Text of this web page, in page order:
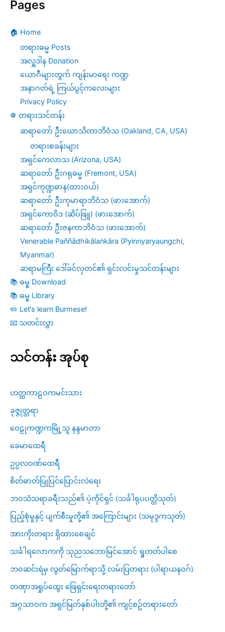
Pages
🏠 Home
တရားဓမ္မ Posts
အလှူဒါန Donation
ယောဂီများတွက် ကျန်းမာရေး ကဏ္ဍ
အနာဂတ်ရဲ့ ကြယ်ပွင့်ကလေးများ
Privacy Policy
☸️ တရားသင်တန်း
ဆရာတော် ဦးဃောသိတာဘိဝံသ (Oakland, CA, USA)
တရားစခန်းများ
အရှင်ကေလာသ (Arizona, USA)
ဆရာတော် ဦးဂရုဓမ္မ (Fremont, USA)
အရှင်ကုဏ္ဍဓာန(ထားဝယ်)
ဆရာတော် ဦးကုမာရာဘိဝံသ (ဖားအောက်)
အရှင်ကောဝိဒ (ဆိပ်ဖြူ) (ဖားအောက်)
ဆရာတော် ဦးဇနကာဘိဝံသ (ဖားအောက်)
Venerable Paññādhikālaṅkāra (Pyinnyaryaungchi,
Myanmar)
ဆရာမကြီး ဒေါ်ခင်လှတင်၏ ရှင်းလင်းမှုသင်တန်းများ
📚 ဓမ္ဓ Download
📚 ဓမ္ဓ Library
✏️ Let’s learn Burmese!
📧 သတင်းလွှာ
သင်တန်း အုပ်စု
ဟတ္ထကာဠဝကမင်းသား
ခုဇ္ဇုတ္တရာ
ဝေဠုကဏ္ဍကမြို့သူ နန္ဒမာတာ
ခေမာထေရီ
ဥပ္ပလဝဏ်ထေရီ
စိတ်ဓာတ်ပြုပြင်ပြောင်းလဲရေး
ဘဝသံသရာခရီးသည်၏ ပဲ့ကိုင်ရှင် (သင်္ခါရုပပတ္တိသုတ်)
ပြည့်စုံမှုနှင့် ပျက်စီးမှုတို့၏ အကြောင်းများ (သမုဒ္ဒကသုတ်)
အားကိုးတရား ရှိထားစေချင်
သင်္ခါရလောကကို သုညသဘောမြင်အောင် ရှုတတ်ပါစေ
ဘဝဆင်းရဲမှ လွတ်မြောက်ရာသို့ လမ်းပြတရား (ပါရာယနဝဂ်)
တဏှာအရှုပ်ထွေး ဖြေရှင်းရေးတရားတော်
အဂ္ဂသာဝက အရှင်မြတ်နှစ်ပါးတို့၏ ကျင့်စဥ်တရားတော်